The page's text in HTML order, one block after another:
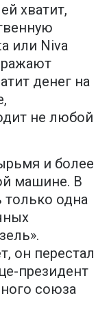
хватит,
или Niva
денег на
не любой
и более
машине. В
только одна
он перестал
президент
союза